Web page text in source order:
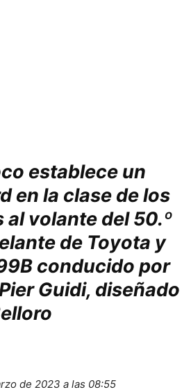
establece un
en la clase de los
volante del 50.º
de Toyota y
conducido por
Guidi, diseñado
de 2023 a las 08:55